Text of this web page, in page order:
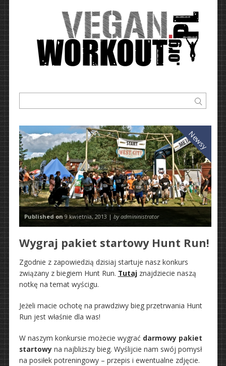
Newsy
Published on 9 kwietnia, 2013 | by admininistrator
Wygraj pakiet startowy Hunt Run!
Zgodnie z zapowiedzią dzisiaj startuje nasz konkurs
związany z biegiem Hunt Run. Tutaj znajdziecie naszą
notkę na temat wyścigu.
Jeżeli macie ochotę na prawdziwy bieg przetrwania Hunt
Run jest właśnie dla was!
W naszym konkursie możecie wygrać darmowy pakiet
startowyna najbliższy bieg. Wyślijcie nam swój pomysł
na posiłek potreningowy – przepis i ewentualne zdjęcie.